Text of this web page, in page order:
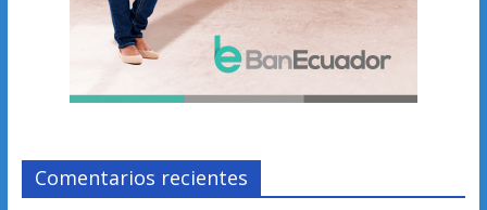
Comentarios recientes